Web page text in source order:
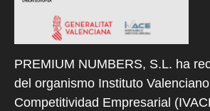
PREMIUM NUMBERS, S.L. ha
del organismo Instituto
Competitividad Empresarial